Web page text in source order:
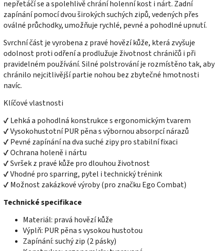
nepřetáčí se a spolehlivě chrání holenní kost i nárt. Zadní
zapínání pomocí dvou širokých suchých zipů, vedených přes
oválné průchodky, umožňuje rychlé, pevné a pohodlné upnutí.
Svrchní část je vyrobena z pravé hovězí kůže, která zvyšuje
odolnost proti odření a prodlužuje životnost chráničů i při
pravidelném používání. Silné polstrování je rozmístěno tak, aby
chránilo nejcitlivější partie nohou bez zbytečné hmotnosti
navíc.
Klíčové vlastnosti
✔ Lehká a pohodlná konstrukce s ergonomickým tvarem
✔ Vysokohustotní PUR pěna s výbornou absorpcí nárazů
✔ Pevné zapínání na dva suché zipy pro stabilní fixaci
✔ Ochrana holeně i nártu
✔ Svršek z pravé kůže pro dlouhou životnost
✔ Vhodné pro sparring, pytel i technický trénink
✔ Možnost zakázkové výroby (pro značku Ego Combat)
Technické specifikace
Materiál: pravá hovězí kůže
Výplň: PUR pěna s vysokou hustotou
Zapínání: suchý zip (2 pásky)